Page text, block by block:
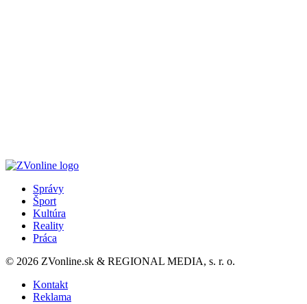
Správy
Šport
Kultúra
Reality
Práca
© 2026 ZVonline.sk & REGIONAL MEDIA, s. r. o.
Kontakt
Reklama